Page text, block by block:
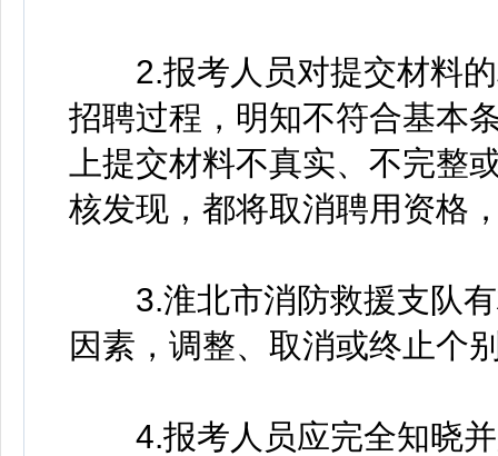
2.报考人员对提交材料的
招聘过程，明知不符合基本
上提交材料不真实、不完整
核发现，都将取消聘用资格
3.淮北市消防救援支队有
因素，调整、取消或终止个
4.报考人员应完全知晓并